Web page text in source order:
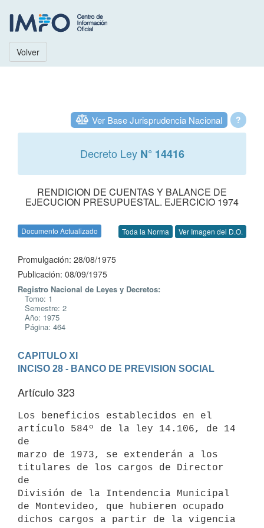
Volver
?
Ver Base Jurisprudencia Nacional
Decreto Ley N° 14416
RENDICION DE CUENTAS Y BALANCE DE
EJECUCION PRESUPUESTAL. EJERCICIO 1974
Documento Actualizado Toda la Norma Ver Imagen del D.O.
Promulgación: 28/08/1975
Publicación: 08/09/1975
Registro Nacional de Leyes y Decretos:
Tomo: 1
Semestre: 2
Año: 1975
Página: 464
CAPITULO XI
INCISO 28 - BANCO DE PREVISION SOCIAL
Artículo 323
Los beneficios establecidos en el
artículo 584º de la ley 14.106, de 14
de
marzo de 1973, se extenderán a los
titulares de los cargos de Director
de
División de la Intendencia Municipal
de Montevideo, que hubieren ocupado
dichos cargos a partir de la vigencia